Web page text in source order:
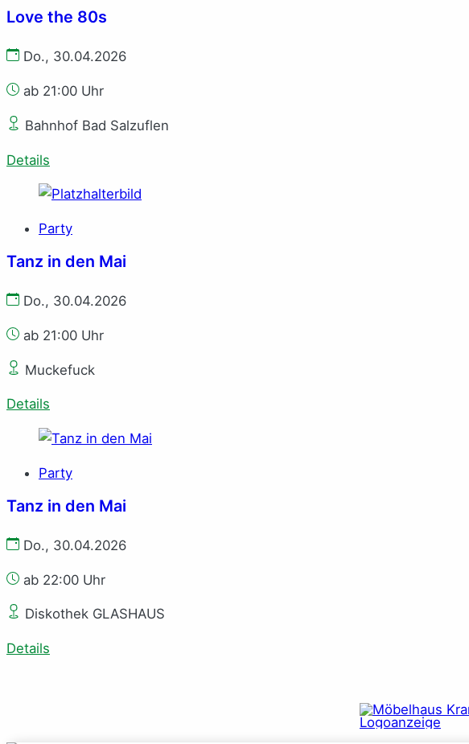
Love the 80s
Do., 30.04.2026
ab 21:00 Uhr
Bahnhof Bad Salzuflen
Details
Party
Tanz in den Mai
Do., 30.04.2026
ab 21:00 Uhr
Muckefuck
Details
Party
Tanz in den Mai
Do., 30.04.2026
ab 22:00 Uhr
Diskothek GLASHAUS
Details